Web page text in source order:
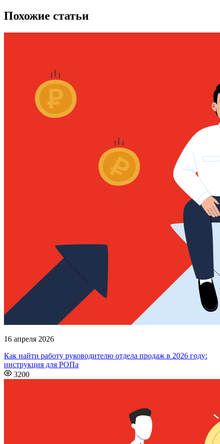
Похожие статьи
16 апреля 2026
Как найти работу руководителю отдела продаж в 2026 году:
инструкция для РОПа
3200